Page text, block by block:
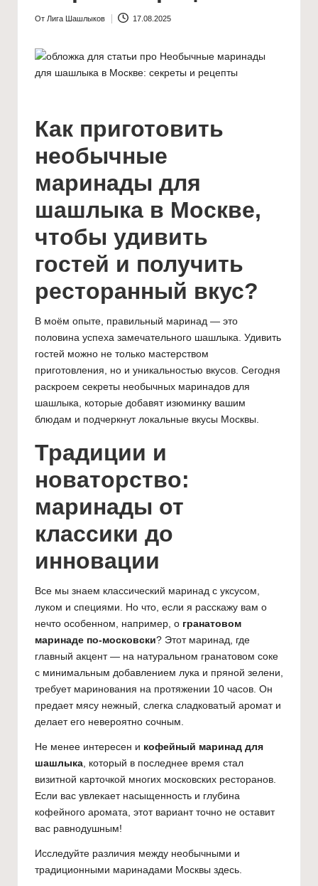
а
ш
л
к
о
в
"
От Лига Шашлыков 17.08.2025
Как приготовить
необычные
маринады для
шашлыка в Москве,
чтобы удивить
гостей и получить
ресторанный вкус?
В моём опыте, правильный маринад — это
половина успеха замечательного шашлыка. Удивить
гостей можно не только мастерством
приготовления, но и уникальностью вкусов. Сегодня
раскроем секреты необычных маринадов для
шашлыка, которые добавят изюминку вашим
блюдам и подчеркнут локальные вкусы Москвы.
Традиции и
новаторство:
маринады от
классики до
инновации
Все мы знаем классический маринад с уксусом,
луком и специями. Но что, если я расскажу вам о
нечто особенном, например, о гранатовом
маринаде по-московски? Этот маринад, где
главный акцент — на натуральном гранатовом соке
с минимальным добавлением лука и пряной зелени,
требует маринования на протяжении 10 часов. Он
предает мясу нежный, слегка сладковатый аромат и
делает его невероятно сочным.
Не менее интересен и кофейный маринад для
шашлыка, который в последнее время стал
визитной карточкой многих московских ресторанов.
Если вас увлекает насыщенность и глубина
кофейного аромата, этот вариант точно не оставит
вас равнодушным!
Исследуйте различия между необычными и
традиционными маринадами Москвы здесь.